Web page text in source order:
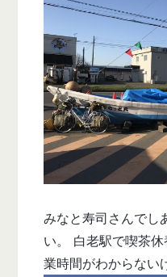
みなと寿司さんでし
い。 白老駅で喫茶
業時間がわからない